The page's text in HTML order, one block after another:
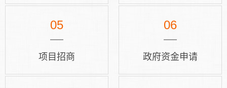
05
项目招商
06
政府资金申请